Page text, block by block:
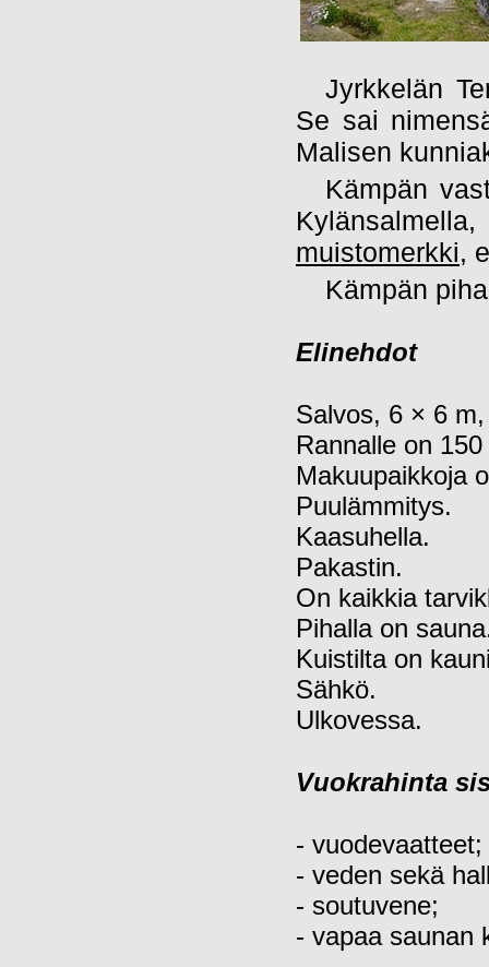
Jyrkkelän
Se sai
Malisen
Kämpän
muistomerkki,
Kämpän
Elinehdot
Salvos, 6 × 6
Rannalle on
Makuupaikkoja
Puulämmitys.
Kaasuhella.
Pakastin.
On kaikkia
Pihalla on
Kuistilta on
Sähkö.
Ulkovessa.
Vuokrahinta
- vuodevaatteet;
- veden sekä
- soutuvene;
- vapaa saunan